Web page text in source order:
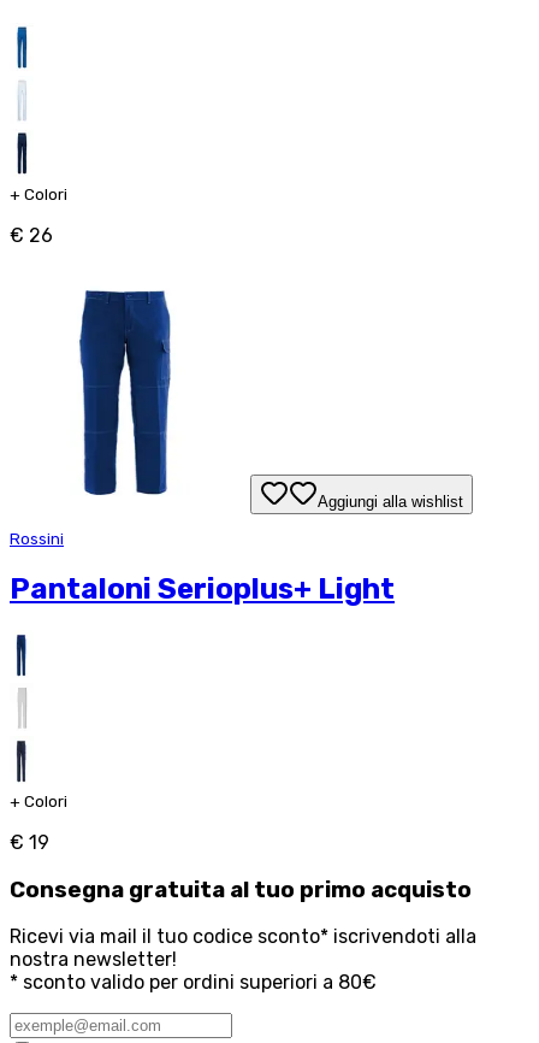
+ Colori
€ 26
Aggiungi alla wishlist
Rossini
Pantaloni Serioplus+ Light
+ Colori
€ 19
Consegna gratuita al tuo primo acquisto
Ricevi via mail il tuo codice sconto* iscrivendoti alla
nostra newsletter!
* sconto valido per ordini superiori a 80€